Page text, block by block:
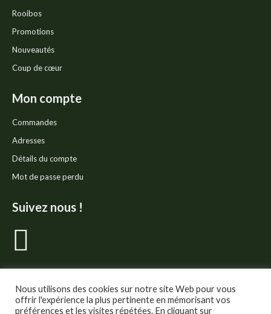
Rooibos
Promotions
Nouveautés
Coup de cœur
Mon compte
Commandes
Adresses
Détails du compte
Mot de passe perdu
Suivez nous !
page
Facebook
Nous utilisons des cookies sur notre site Web pour vous
offrir l'expérience la plus pertinente en mémorisant vos
préférences et les visites répétées. En cliquant sur